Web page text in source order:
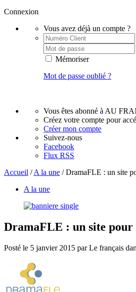
Connexion
Vous avez déjà un compte ?
Mémoriser
Mot de passe oublié ?
Vous êtes abonné à AU
Créez votre compte pour
Créer mon compte
Suivez-nous
Facebook
Flux RSS
Accueil /A la une /DramaFLE : un site
A la une
DramaFLE : un site pour
Posté le 5 janvier 2015 par Le français